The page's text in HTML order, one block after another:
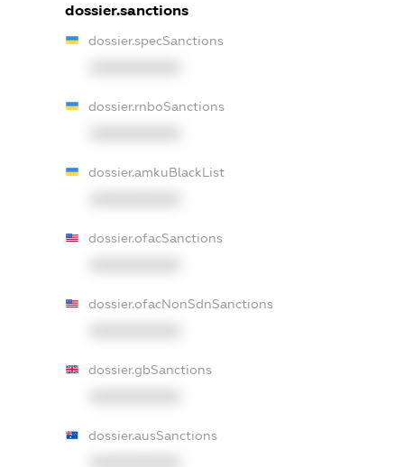
dossier.sanctions
dossier.specSanctions
dossier.rnboSanctions
dossier.amkuBlackList
dossier.ofacSanctions
dossier.ofacNonSdnSanctions
dossier.gbSanctions
dossier.ausSanctions